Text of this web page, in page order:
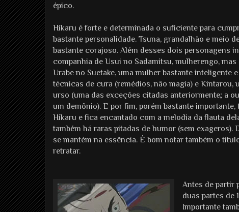
épico.
Hikaru é forte e determinada o suficiente para
bastante personalidade. Tsuna, grandalhão e meio
bastante corajoso. Além desses dois personagens
companhia de Usui no Sadamitsu, mulherengo,
Urabe no Suetake, uma mulher bastante inteligente
técnicas de cura (remédios, não magia) e
urso (uma das exceções citadas anteriormente; a
um demônio). E por fim, porém bastante
Hikaru e fica encantado com a melodia da flauta
também há raras pitadas de humor (sem
se mantém na essência. É bom notar também o
retratar.
Antes de partir
duas partes de
Importante